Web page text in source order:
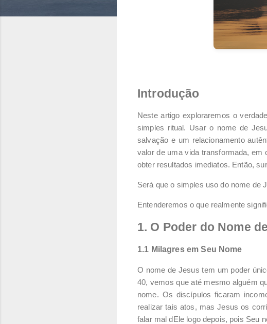
Introdução
Neste artigo exploraremos o
simples ritual. Usar o nome de
salvação e um relacionamento
valor de uma vida transformada,
obter resultados imediatos. Então,
Será que o simples uso do nome de
Entenderemos o que realmente
1. O Poder do Nome
1.1 Milagres em Seu Nome
O nome de Jesus tem um poder
40, vemos que até mesmo alguém
nome. Os discípulos ficaram
realizar tais atos, mas Jesus os
falar mal dEle logo depois, pois Seu